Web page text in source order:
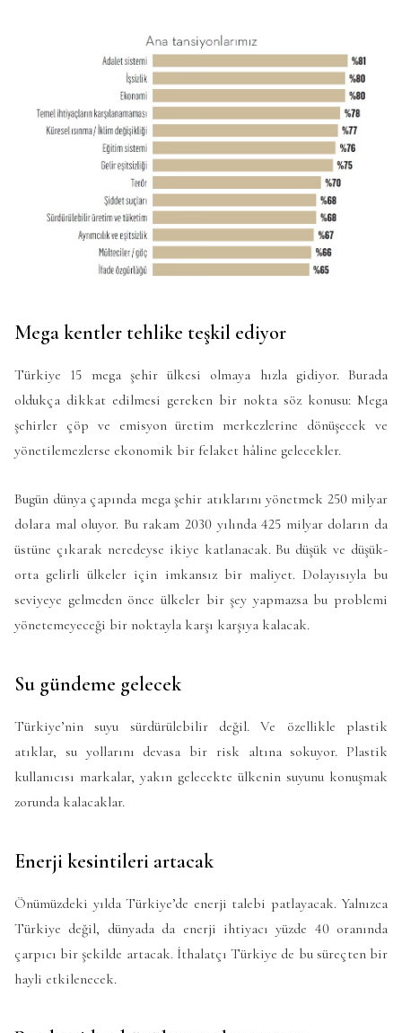
Mega kentler tehlike teşkil ediyor
Türkiye 15 mega şehir ülkesi olmaya hızla gidiyor. Burada
oldukça dikkat edilmesi gereken bir nokta söz konusu: Mega
şehirler çöp ve emisyon üretim merkezlerine dönüşecek ve
yönetilemezlerse ekonomik bir felaket hâline gelecekler.
Bugün dünya çapında mega şehir atıklarını yönetmek 250 milyar
dolara mal oluyor. Bu rakam 2030 yılında 425 milyar doların da
üstüne çıkarak neredeyse ikiye katlanacak. Bu düşük ve düşük-
orta gelirli ülkeler için imkansız bir maliyet. Dolayısıyla bu
seviyeye gelmeden önce ülkeler bir şey yapmazsa bu problemi
yönetemeyeceği bir noktayla karşı karşıya kalacak.
Su gündeme gelecek
Türkiye’nin suyu sürdürülebilir değil. Ve özellikle plastik
atıklar, su yollarını devasa bir risk altına sokuyor. Plastik
kullanıcısı markalar, yakın gelecekte ülkenin suyunu konuşmak
zorunda kalacaklar.
Enerji kesintileri artacak
Önümüzdeki yılda Türkiye’de enerji talebi patlayacak. Yalnızca
Türkiye değil, dünyada da enerji ihtiyacı yüzde 40 oranında
çarpıcı bir şekilde artacak. İthalatçı Türkiye de bu süreçten bir
hayli etkilenecek.